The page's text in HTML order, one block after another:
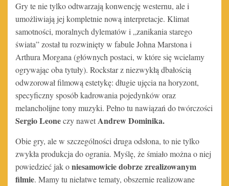
Gry te nie tylko odtwarzają konwencję westernu, ale i
umożliwiają jej kompletnie nową interpretacje. Klimat
samotności, moralnych dylematów i „zanikania starego
świata” został tu rozwinięty w fabule Johna Marstona i
Arthura Morgana (głównych postaci, w które się wcielamy
ogrywając oba tytuły). Rockstar z niezwykłą dbałością
odwzorował filmową estetykę: długie ujęcia na horyzont,
specyficzny sposób kadrowania pojedynków oraz
melancholijne tony muzyki. Pełno tu nawiązań do twórczości
Sergio Leoneczy nawetAndrew Dominika.
Obie gry, ale w szczególności druga odsłona, to nie tylko
zwykła produkcja do ogrania. Myślę, że śmiało można o niej
powiedzieć jak oniesamowicie dobrze zrealizowanym
filmie. Mamy tu niełatwe tematy, obszernie realizowane